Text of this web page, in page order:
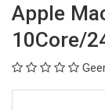
Apple
10Core/